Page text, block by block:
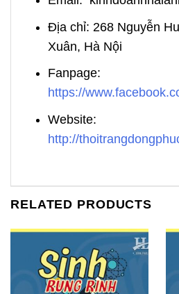
Địa chỉ: 268 Nguyễn
Xuân, Hà Nội
Fanpage:
https://
Website:
http://
RELATED PRODUCTS